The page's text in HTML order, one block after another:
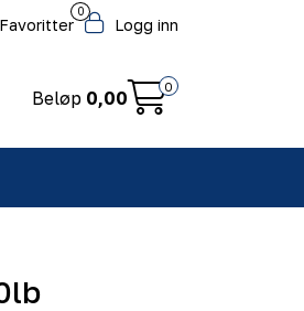
0
Favoritter Logg inn
Beløp 0,00
0